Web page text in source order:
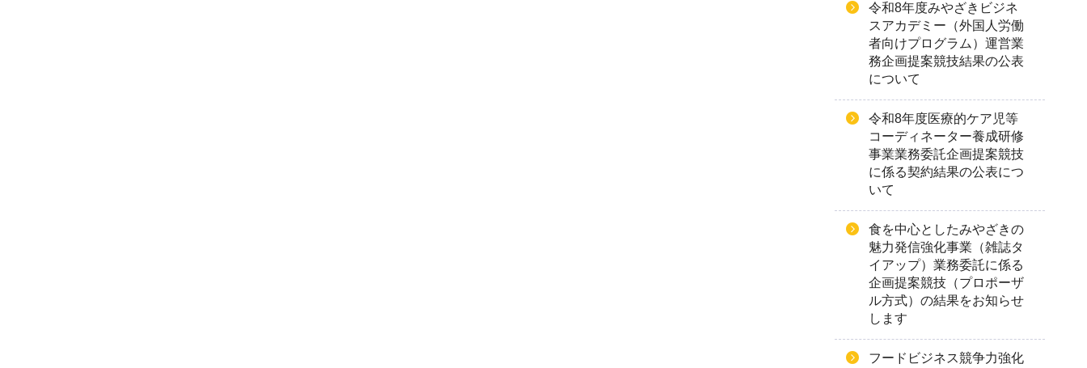
令和8年度みやざきビジネ
スアカデミー（外国人労働
者向けプログラム）運営業
務企画提案競技結果の公表
について
令和8年度医療的ケア児等
コーディネーター養成研修
事業業務委託企画提案競技
に係る契約結果の公表につ
いて
食を中心としたみやざきの
魅力発信強化事業（雑誌タ
イアップ）業務委託に係る
企画提案競技（プロポーザ
ル方式）の結果をお知らせ
します
フードビジネス競争力強化